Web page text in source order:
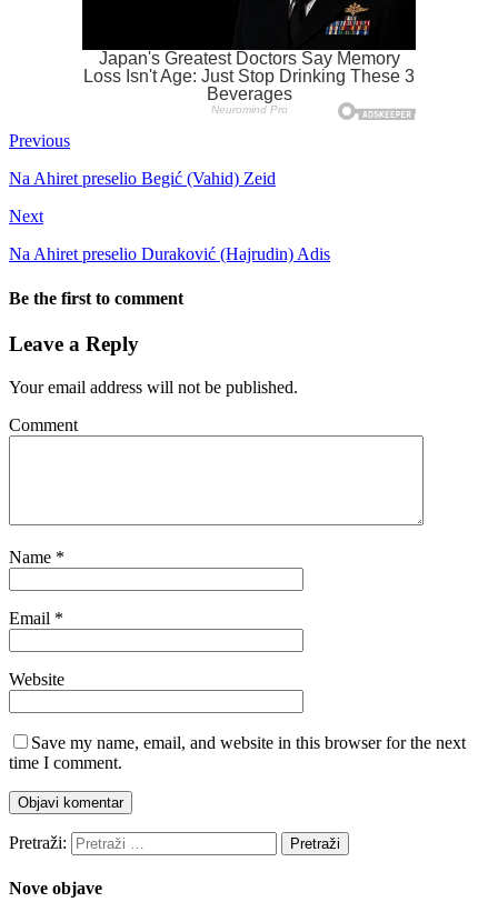
Previous
Na Ahiret preselio Begić (Vahid) Zeid
Next
Na Ahiret preselio Duraković (Hajrudin) Adis
Be the first to comment
Leave a Reply
Your email address will not be published.
Comment
Name *
Email *
Website
Save my name, email, and website in this browser for the next
time I comment.
Pretraži:
Nove objave